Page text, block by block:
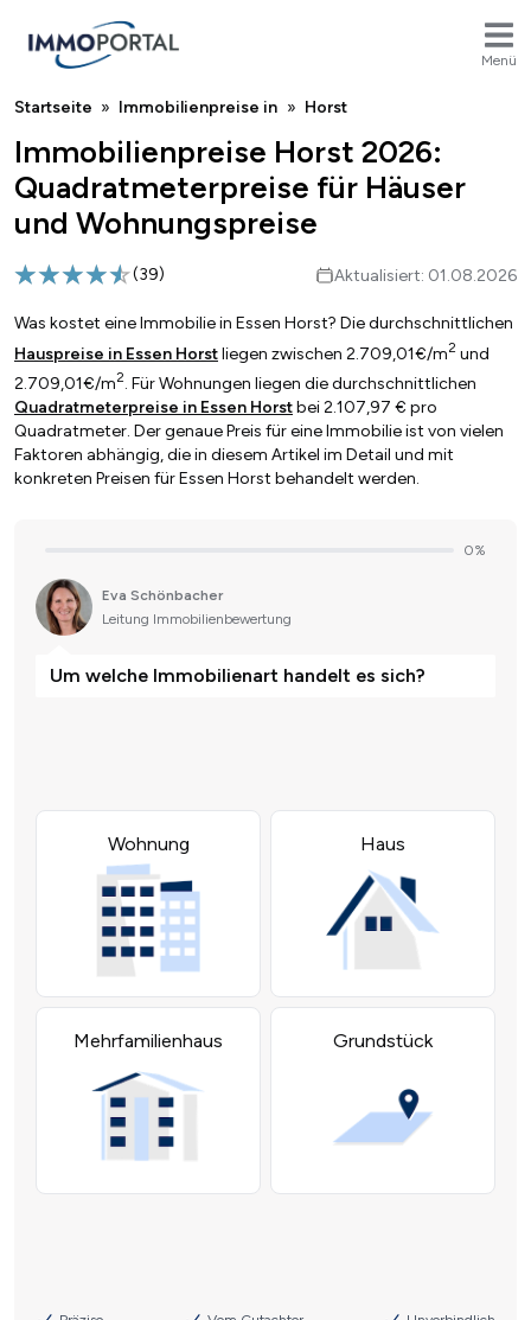
Menü
Breadcrumb
Startseite Immobilienpreise in Horst
Immobilienpreise Horst 2026:
Quadratmeterpreise für Häuser
und Wohnungspreise
(39) Aktualisiert: 01.08.2026
Was kostet eine Immobilie in Essen Horst? Die durchschnittlichen
Hauspreise in Essen Horstliegen zwischen 2.709,01€/m2 und
2.709,01€/m2. Für Wohnungen liegen die durchschnittlichen
Quadratmeterpreise in Essen Horstbei 2.107,97 € pro
Quadratmeter. Der genaue Preis für eine Immobilie ist von vielen
Faktoren abhängig, die in diesem Artikel im Detail und mit
konkreten Preisen für Essen Horst behandelt werden.